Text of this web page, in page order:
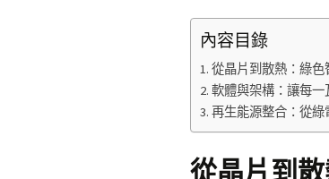
內容目錄
從晶片到散熱：綠色
軟體與架構：讓每一
再生能源整合：從綠
從晶片到